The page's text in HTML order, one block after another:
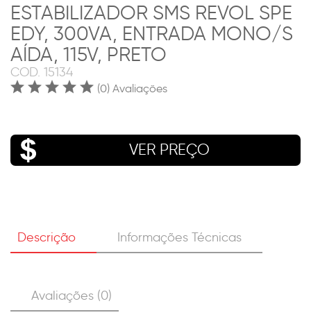
ESTABILIZADOR SMS REVOL SPE
EDY, 300VA, ENTRADA MONO/S
AÍDA, 115V, PRETO
COD. 15134
(0) Avaliações
VER PREÇO
Descrição Informações Técnicas
Avaliações (0)